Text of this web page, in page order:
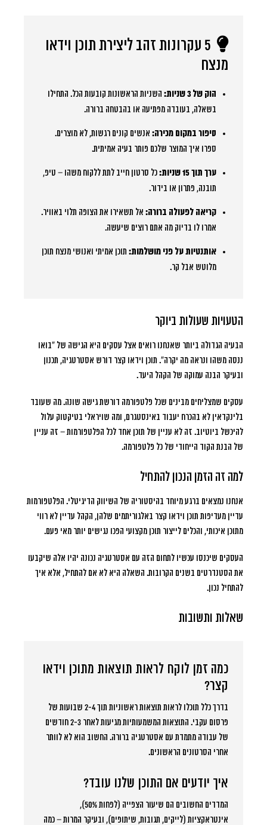
5 עקרונות זהב ליצירת תוכן וידאו
מנצח
הוק של 3 שניות:
השניות הראשונות קובעות הכל. התחילו
בשאלה, בעובדה מפתיעה או בהבטחה ברורה.
סיפור במקום מכירה: אנשים קונים רגשות, לא מוצרים.
ספרו איך המוצר שלכם פותר בעיה אמיתית.
ערך תוך 15 שניות:
כל סרטון חייב לתת ללקוח משהו – טיפ,
תובנה, פתרון או בידור.
קריאה לפעולה ברורה: אל תשאירו את הצופה תלוי באוויר.
אמרו לו בדיוק מה אתם רוצים שיעשה.
אותנטיות על פני מושלמות: תוכן אמיתי ואנושי מנצח תוכן
מלוטש אבל קר.
הטעויות שעולות ביוקר
הבעיה הגדולה ביותר שאנחנו רואים אצל עסקים היא הגישה של “בואו
ננסה משהו ונראה מה יקרה”. תוכן וידאו קצר דורש אסטרטגיה, תכנון
ובעיקר הבנה עמוקה של הקהל היעד.
עסקים שמצליחים מבינים שכל פלטפורמה דורשת גישה שונה. מה שעובד
בלינקדאין לא בהכרח יעבוד באינסטגרם, ומה שויראלי בטיקטוק עלול
להיכשל ביוטיוב. זה לא עניין של תוכן אחד לכל הפלטפורמות – זה עניין
של הבנת הקוד הייחודי של כל פלטפורמה.
למה זה הזמן הנכון להתחיל
אנחנו נמצאים ברגע מיוחד בהיסטוריה של השיווק הדיגיטלי. הפלטפורמות
עדיין מעדיפות תוכן וידאו קצר באלגוריתמים שלהן, הקהל עדיין לא רווי
מתוכן איכותי, והכלים לייצור תוכן מקצועי הפכו נגישים יותר מאי פעם.
העסקים שיכנסו עכשיו לתחום הזה עם אסטרטגיה נכונה יהיו אלה שיקבעו
את הסטנדרטים בשנים הקרובות. השאלה היא לא אם להתחיל, אלא איך
להתחיל נכון.
שאלות ותשובות
כמה זמן לוקח לראות תוצאות מתוכן וידאו
קצר?
בדרך כלל תוכלו לראות תוצאות ראשוניות תוך 2-4 שבועות של
פרסום עקבי. התוצאות המשמעותיות מגיעות לאחר 2-3 חודשים
של עבודה מתמדת עם אסטרטגיה ברורה. החשוב הוא לא לוותר
אחרי הסרטונים הראשונים.
איך יודעים אם התוכן שלנו עובד?
המדדים החשובים הם שיעור הצפייה (לפחות 50%),
אינטראקציות (לייקים, תגובות, שיתופים), ובעיקר המרות – כמה